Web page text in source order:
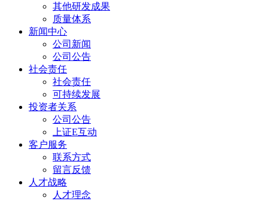
其他研发成果
质量体系
新闻中心
公司新闻
公司公告
社会责任
社会责任
可持续发展
投资者关系
公司公告
上证E互动
客户服务
联系方式
留言反馈
人才战略
人才理念